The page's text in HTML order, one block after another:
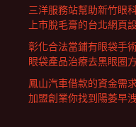
三洋服務站幫助新竹眼
上市脫毛膏的台北網頁
彰化合法當鋪有眼袋手
眼袋產品治療去黑眼圈
鳳山汽車借款的資金需
加盟創業你找到陽萎早